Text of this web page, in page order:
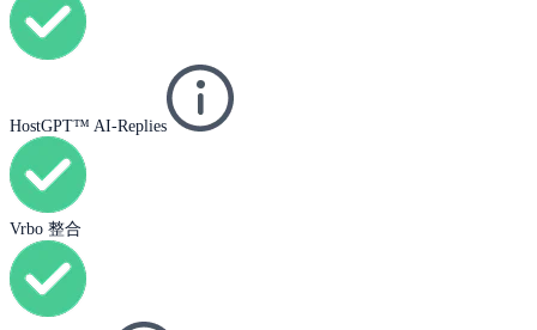
HostGPT™ AI-Replies
Vrbo 整合